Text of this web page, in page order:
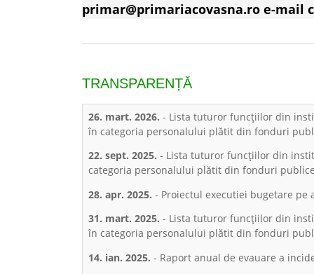
primar@primariacovasna.ro e-mail
TRANSPARENȚĂ
26. mart. 2026. - Lista tuturor funcţiilor din
în categoria personalului plătit din fonduri
22. sept. 2025. - Lista tuturor funcţiilor din
categoria personalului plătit din fonduri
28. apr. 2025. - Proiectul executiei bugetare pe
31. mart. 2025. - Lista tuturor funcţiilor din
în categoria personalului plătit din fonduri
14. ian. 2025. - Raport anual de evauare a